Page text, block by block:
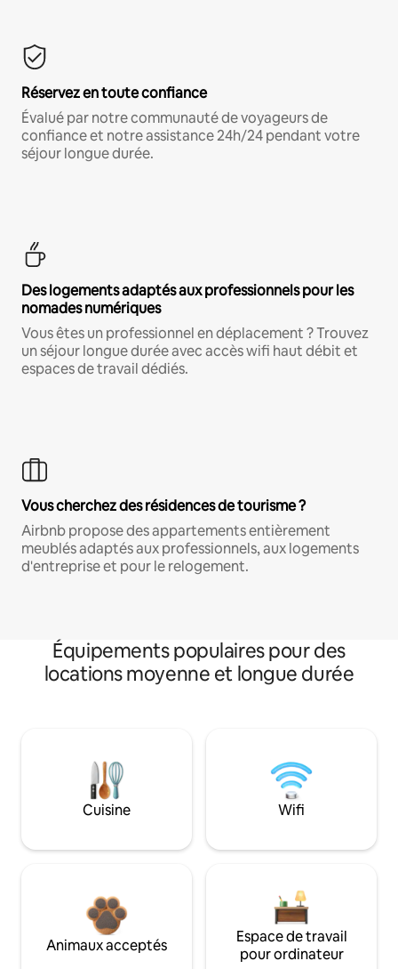
Réservez en toute confiance
Évalué par notre communauté de voyageurs de
confiance et notre assistance 24h/24 pendant votre
séjour longue durée.
Des logements adaptés aux professionnels pour les
nomades numériques
Vous êtes un professionnel en déplacement ? Trouvez
un séjour longue durée avec accès wifi haut débit et
espaces de travail dédiés.
Vous cherchez des résidences de tourisme ?
Airbnb propose des appartements entièrement
meublés adaptés aux professionnels, aux logements
d'entreprise et pour le relogement.
Équipements populaires pour des
locations moyenne et longue durée
Cuisine Wifi
Animaux acceptés
Espace de travail
pour ordinateur